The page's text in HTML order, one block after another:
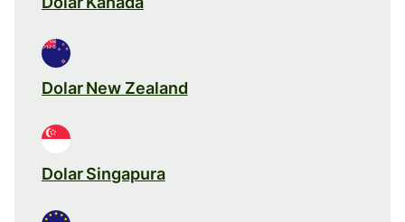
Dolar New Zealand
Dolar Singapura